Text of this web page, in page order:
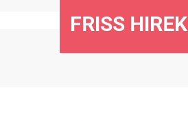
FRISS HIREK